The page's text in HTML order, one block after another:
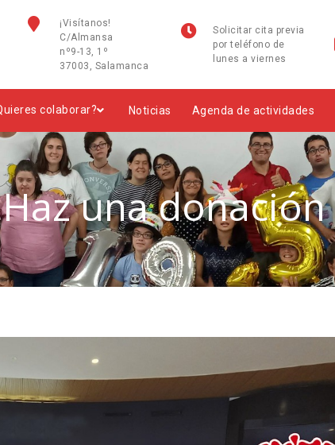
¡Visítanos!
C/Almansa
nº9-13, 1º
37003, Salamanca
Solicitar cita previa
por teléfono de
lunes a viernes
colaborar? Noticias Agenda de actividades
Haz una donación